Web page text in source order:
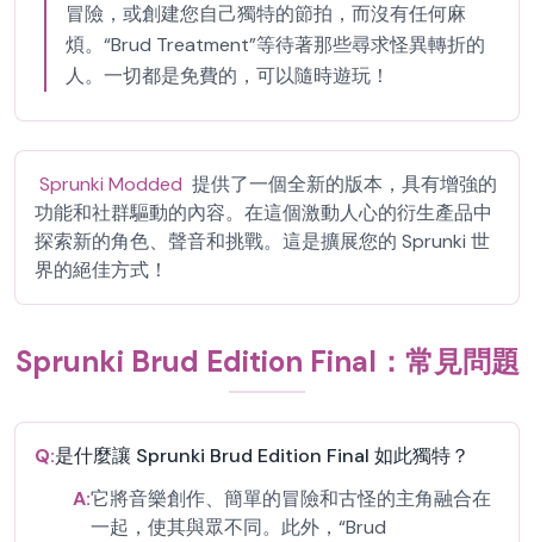
冒險，或創建您自己獨特的節拍，而沒有任何麻
煩。“Brud Treatment”等待著那些尋求怪異轉折的
人。一切都是免費的，可以隨時遊玩！
Sprunki Modded 提供了一個全新的版本，具有增強的
功能和社群驅動的內容。在這個激動人心的衍生產品中
探索新的角色、聲音和挑戰。這是擴展您的 Sprunki 世
界的絕佳方式！
Sprunki Brud Edition Final：常見問題
Q:是什麼讓 Sprunki Brud Edition Final 如此獨特？
A:它將音樂創作、簡單的冒險和古怪的主角融合在
一起，使其與眾不同。此外，“Brud